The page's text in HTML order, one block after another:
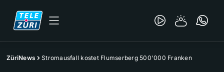
ZüriNews Stromausfall kostet Flumserberg 500'000 Franken